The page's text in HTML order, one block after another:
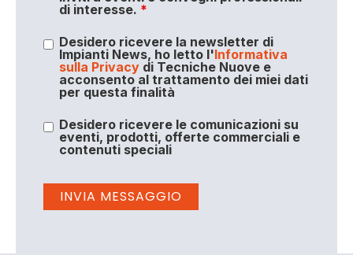
di interesse. *
Desidero ricevere la newsletter di
Impianti News, ho letto l'Informativa
sulla Privacydi Tecniche Nuove e
acconsento al trattamento dei miei dati
per questa finalità
Desidero ricevere le comunicazioni su
eventi, prodotti, offerte commerciali e
contenuti speciali